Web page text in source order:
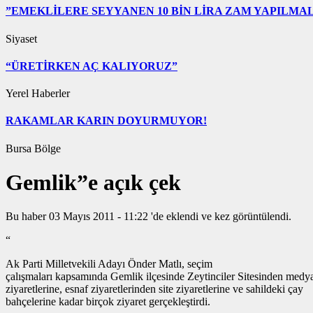
”EMEKLİLERE SEYYANEN 10 BİN LİRA ZAM
Siyaset
“ÜRETİRKEN AÇ KALIYORUZ”
Yerel Haberler
RAKAMLAR KARIN DOYURMUYOR!
Bursa Bölge
Gemlik”e açık çek
Bu haber 03 Mayıs 2011 - 11:22 'de eklendi ve kez görüntülendi.
“
Ak Parti Milletvekili Adayı Önder Matlı, seçim
çalışmaları kapsamında Gemlik ilçesinde Zeytinciler Sitesinden
ziyaretlerine, esnaf ziyaretlerinden site ziyaretlerine ve sahildeki çay
bahçelerine kadar birçok ziyaret gerçekleştirdi.